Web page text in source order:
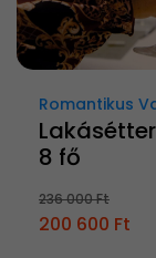
Romantikus
8 fő
236 000 Ft
200 600 Ft